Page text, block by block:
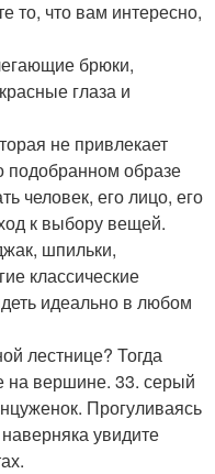
то, что вам интересно,
брюки,
глаза и
не привлекает
образе
человек, его лицо, его
к выбору вещей.
шпильки,
классические
идеально в любом
лестнице? Тогда
на вершине. 33. серый
Прогуливаясь
увидите